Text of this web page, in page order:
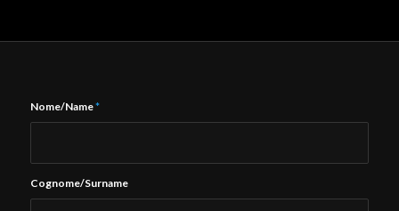
Nome/Name*
Cognome/Surname